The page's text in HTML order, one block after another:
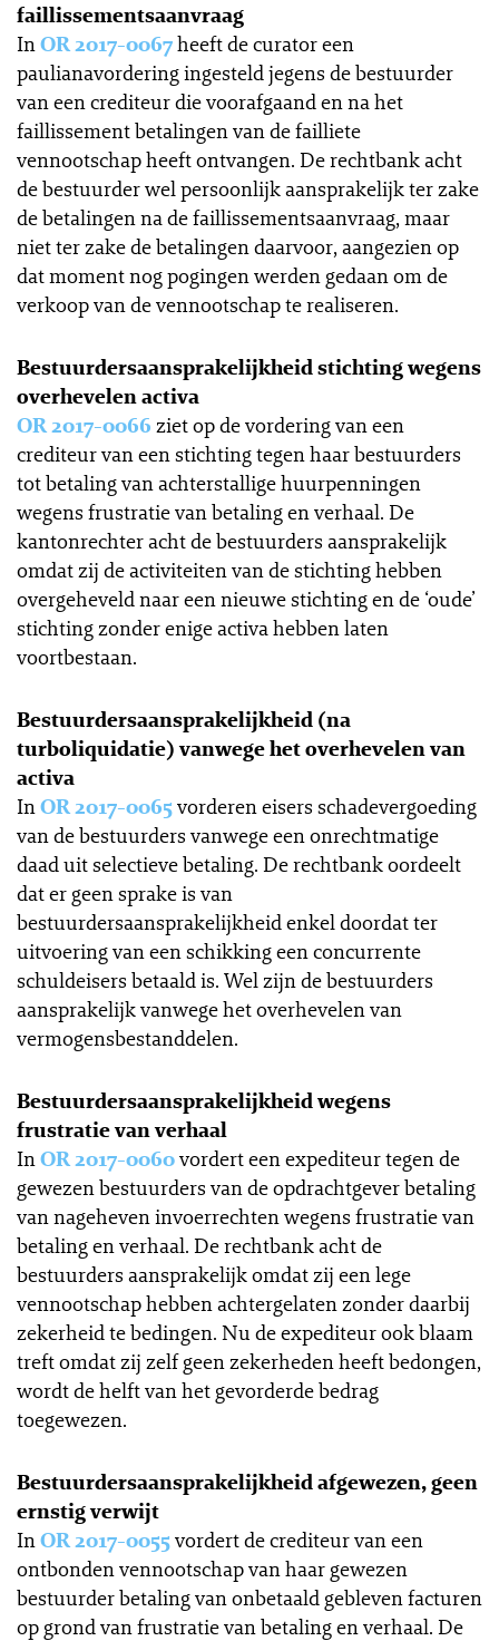
faillissementsaanvraag
InOR 2017-0067heeft de curator een
paulianavordering ingesteld jegens de bestuurder
van een crediteur die voorafgaand en na het
faillissement betalingen van de failliete
vennootschap heeft ontvangen. De rechtbank acht
de bestuurder wel persoonlijk aansprakelijk ter zake
de betalingen na de faillissementsaanvraag, maar
niet ter zake de betalingen daarvoor, aangezien op
dat moment nog pogingen werden gedaan om de
verkoop van de vennootschap te realiseren.
Bestuurdersaansprakelijkheid stichting wegens
overhevelen activa
OR 2017-0066 ziet op de vordering van een
crediteur van een stichting tegen haar bestuurders
tot betaling van achterstallige huurpenningen
wegens frustratie van betaling en verhaal. De
kantonrechter acht de bestuurders aansprakelijk
omdat zij de activiteiten van de stichting hebben
overgeheveld naar een nieuwe stichting en de ‘oude’
stichting zonder enige activa hebben laten
voortbestaan.
Bestuurdersaansprakelijkheid (na
turboliquidatie) vanwege het overhevelen van
activa
InOR 2017-0065vorderen eisers schadevergoeding
van de bestuurders vanwege een onrechtmatige
daad uit selectieve betaling. De rechtbank oordeelt
dat er geen sprake is van
bestuurdersaansprakelijkheid enkel doordat ter
uitvoering van een schikking een concurrente
schuldeisers betaald is. Wel zijn de bestuurders
aansprakelijk vanwege het overhevelen van
vermogensbestanddelen.
Bestuurdersaansprakelijkheid wegens
frustratie van verhaal
InOR 2017-0060vordert een expediteur tegen de
gewezen bestuurders van de opdrachtgever betaling
van nageheven invoerrechten wegens frustratie van
betaling en verhaal. De rechtbank acht de
bestuurders aansprakelijk omdat zij een lege
vennootschap hebben achtergelaten zonder daarbij
zekerheid te bedingen. Nu de expediteur ook blaam
treft omdat zij zelf geen zekerheden heeft bedongen,
wordt de helft van het gevorderde bedrag
toegewezen.
Bestuurdersaansprakelijkheid afgewezen, geen
ernstig verwijt
InOR 2017-0055vordert de crediteur van een
ontbonden vennootschap van haar gewezen
bestuurder betaling van onbetaald gebleven facturen
op grond van frustratie van betaling en verhaal. De